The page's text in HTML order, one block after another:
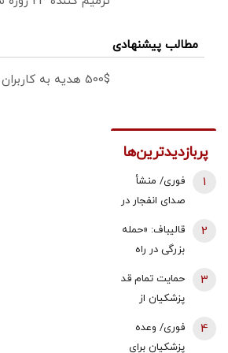
مطالب پیشنهادی
500$ هدیه به کاربران جدید،ثبت نام کن
پربازدیدترین‌ها
فوری/ منشأ
صدای انفجار در
اهداف دشمن
در ورودی تنگه
هرمز
1
قالیباف: «حمله
بزرگی در راه
کنید، نه، آن‌ها
می‌خواهند
مذاکره کنند» |
این دیپلماسی
2
حمایت تمام قد
پزشکیان از
بنزین/ خب چه
3
فوری/ وعده
پزشکیان برای
4